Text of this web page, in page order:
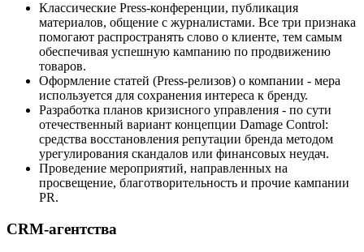
Классические Press-конференции, публикация
материалов, общение с журналистами. Все три признака
помогают распространять слово о клиенте, тем самым
обеспечивая успешную кампанию по продвижению
товаров.
Оформление статей (Press-релизов) о компании - мера
используется для сохранения интереса к бренду.
Разработка планов кризисного управления - по сути
отечественный вариант концепции Damage Control:
средства восстановления репутации бренда методом
урегулирования скандалов или финансовых неудач.
Проведение мероприятий, направленных на
просвещение, благотворительность и прочие кампании
PR.
CRM-агентства